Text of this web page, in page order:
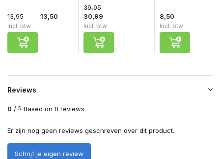
13,95 13,50
Incl. btw
39,95
30,99
Incl. btw
8,50
Incl. btw
Reviews
0 / 5 Based on 0 reviews
Er zijn nog geen reviews geschreven over dit product..
Schrijf je eigen review